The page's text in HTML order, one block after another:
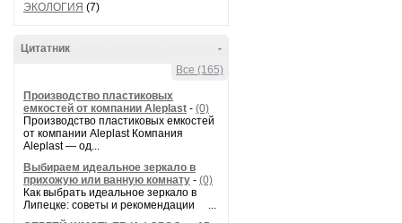
ЭКОЛОГИЯ (7)
-
Цитатник
Все (165)
Производство пластиковых
емкостей от компании Aleplast - (0)
Производство пластиковых емкостей
от компании Aleplast Компания
Aleplast — од...
Выбираем идеальное зеркало в
прихожую или ванную комнату - (0)
Как выбрать идеальное зеркало в
Липецке: советы и рекомендации ...